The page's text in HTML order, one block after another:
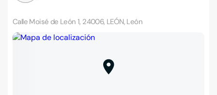
Calle Moisé de León 1, 24006, LEÓN, León